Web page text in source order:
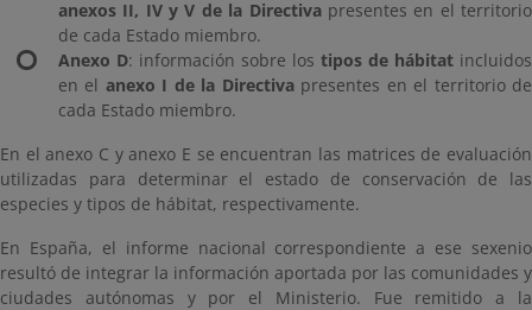
anexos II, IV y V de la Directivapresentes en el territorio
de cada Estado miembro.
Anexo D: información sobre los tipos de hábitat incluidos
en el anexo I de la Directivapresentes en el territorio de
cada Estado miembro.
En el anexo C y anexo E se encuentran las matrices de evaluación
utilizadas para determinar el estado de conservación de las
especies y tipos de hábitat, respectivamente.
En España, el informe nacional correspondiente a ese sexenio
resultó de integrar la información aportada por las comunidades y
ciudades autónomas y por el Ministerio. Fue remitido a la